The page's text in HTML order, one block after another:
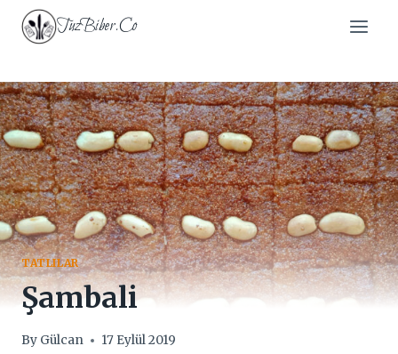
Skip
TuzBiber.Co
TATLILAR
Şambali
By Gülcan 17 Eylül 2019